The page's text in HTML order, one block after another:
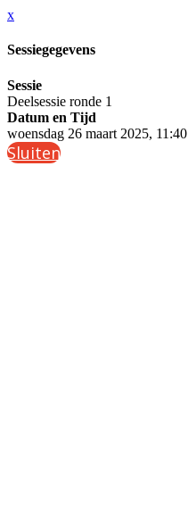
x
Sessiegegevens
Sessie
Deelsessie ronde 1
Datum en Tijd
woensdag 26 maart 2025, 11:40
Sluiten